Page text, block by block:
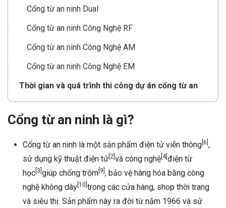
Cổng từ an ninh Dual
Cổng từ an ninh Công Nghệ RF
Cổng từ an ninh Công Nghệ AM
Cổng từ an ninh Công Nghệ EM
Thời gian và quá trình thi công dự án cổng từ an
ninh có lâu không?
Ưu điểm và nhược điểm của cổng từ an ninh
Bảng giá cổng từ an ninh tại Huế
Nơi bán cổng từ an ninh tại Huế uy tín – chất lượng
– dịch vụ hậu mãi tốt
Cổng từ an ninh là gì?
Cổng từ an ninh là một sản phẩm điện tử viễn thông [6] ,
sử dụng kỹ thuật điện tử [2] và công nghệ [4]điện từ
học [3] giúp chống trộm [9] , bảo vệ hàng hóa bằng công
nghệ không dây [10] trong các cửa hàng, shop thời trang
và siêu thị. Sản phẩm này ra đời từ năm 1966 và sử